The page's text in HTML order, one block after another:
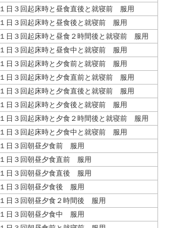
１日３回起床時と昼食直後と就寝前 服用
１日３回起床時と昼食後と就寝前 服用
１日３回起床時と昼食２時間後と就寝前 服用
１日３回起床時と昼食中と就寝前 服用
１日３回起床時と夕食前と就寝前 服用
１日３回起床時と夕食直前と就寝前 服用
１日３回起床時と夕食直後と就寝前 服用
１日３回起床時と夕食後と就寝前 服用
１日３回起床時と夕食２時間後と就寝前 服用
１日３回起床時と夕食中と就寝前 服用
１日３回朝昼夕食前 服用
１日３回朝昼夕食直前 服用
１日３回朝昼夕食直後 服用
１日３回朝昼夕食後 服用
１日３回朝昼夕食２時間後 服用
１日３回朝昼夕食中 服用